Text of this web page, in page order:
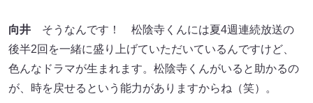
向井 そうなんです！ 松陰寺くんには夏4週連続放送の
後半2回を一緒に盛り上げていただいているんですけど、
色んなドラマが生まれます。松陰寺くんがいると助かるの
が、時を戻せるという能力がありますからね（笑）。